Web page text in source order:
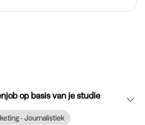
op basis van je studie
- Journalistiek